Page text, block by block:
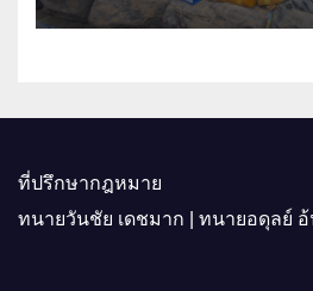
ที่ปรึกษากฎหมาย
ทนายวันชัย เดชมาก | ทนายอดุลย์ อ้